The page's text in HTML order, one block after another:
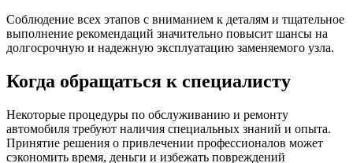
Соблюдение всех этапов с вниманием к деталям и тщательное
выполнение рекомендаций значительно повысит шансы на
долгосрочную и надежную эксплуатацию заменяемого узла.
Когда обращаться к специалисту
Некоторые процедуры по обслуживанию и ремонту
автомобиля требуют наличия специальных знаний и опыта.
Принятие решения о привлечении профессионалов может
сэкономить время, деньги и избежать повреждений